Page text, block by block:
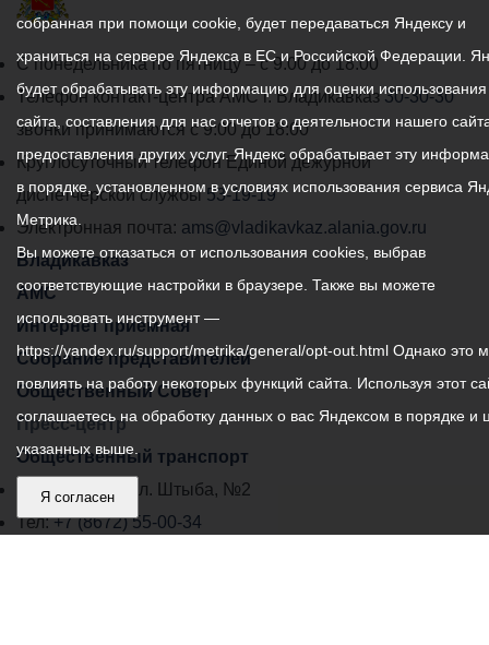
График
работы
администрации
местного
самоуправления
города
Владикавказ:
С понедельника по пятницу – с 9.00 до 18.00
Телефон контакт-центра АМС г. Владикавказ30-30-30
звонки принимаются с 9:00 до 18:00
Круглосуточный телефон Единой дежурной
диспетчерской службы53-19-19
Электронная почта: ams@vladikavkaz.alania.gov.ru
Владикавказ
АМС
Интернет приемная
Собрание представителей
Общественный Совет
Пресс-центр
Общественный транспорт
Владикавказ, пл. Штыба, №2
Тел:+7 (8672) 55-00-34
собранная при помощи cookie, будет передаваться Яндексу и
храниться на сервере Яндекса в ЕС и Российской Федерации.
будет обрабатывать эту информацию для оценки
сайта, составления для нас отчетов о деятельности нашего
предоставления других услуг. Яндекс обрабатывает эту
в порядке, установленном в условиях использования сервиса
Метрика.
Вы можете отказаться от использования cookies, выбрав
соответствующие настройки в браузере. Также вы можете
использовать инструмент —
https://yandex.ru/support/metrika/general/opt-out.html Однако это
повлиять на работу некоторых функций сайта. Используя этот
соглашаетесь на обработку данных о вас Яндексом в порядке и
указанных выше.
Я согласен